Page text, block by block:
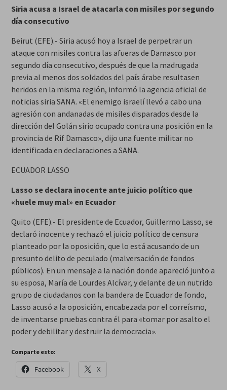
Siria acusa a Israel de atacarla con misiles por segundo
día consecutivo
Beirut (EFE).- Siria acusó hoy a Israel de perpetrar un
ataque con misiles contra las afueras de Damasco por
segundo día consecutivo, después de que la madrugada
previa al menos dos soldados del país árabe resultasen
heridos en la misma región, informó la agencia oficial de
noticias siria SANA. «El enemigo israelí llevó a cabo una
agresión con andanadas de misiles disparados desde la
dirección del Golán sirio ocupado contra una posición en la
provincia de Rif Damasco», dijo una fuente militar no
identificada en declaraciones a SANA.
ECUADOR LASSO
Lasso se declara inocente ante juicio político que
«huele muy mal» en Ecuador
Quito (EFE).- El presidente de Ecuador, Guillermo Lasso, se
declaró inocente y rechazó el juicio político de censura
planteado por la oposición, que lo está acusando de un
presunto delito de peculado (malversación de fondos
públicos). En un mensaje a la nación donde apareció junto a
su esposa, María de Lourdes Alcívar, y delante de un nutrido
grupo de ciudadanos con la bandera de Ecuador de fondo,
Lasso acusó a la oposición, encabezada por el correísmo,
de inventarse pruebas contra él para «tomar por asalto el
poder y debilitar y destruir la democracia».
Comparte esto:
Facebook X